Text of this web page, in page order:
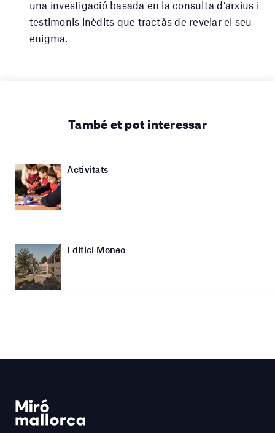
una investigació basada en la consulta d’arxius i
testimonis inèdits que tractàs de revelar el seu
enigma.
També et pot interessar
Activitats
Edifici Moneo